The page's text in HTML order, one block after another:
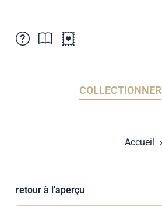
Points de vente
Sociétés de collectionneurs
Abonnement
Archives des timbrage
COLLECTIONNER
Accueil
retour à l'aperçu